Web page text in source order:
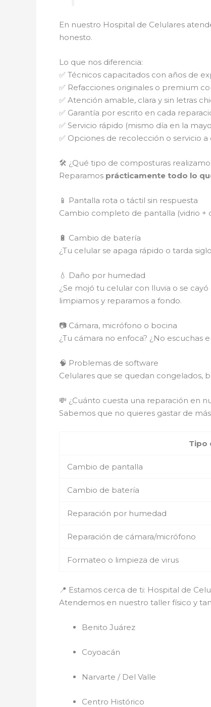
En nuestro Hospital de Celulares
honesto.
Lo que nos diferencia:
✅ Técnicos capacitados con años de
✅ Refacciones originales o premium
✅ Atención amable, clara y sin letras
✅ Garantía por escrito en cada
✅ Servicio rápido (mismo día en la
✅ Opciones de recolección o servicio a
🛠️ ¿Qué tipo de composturas
Reparamos prácticamente todo lo
📱 Pantalla rota o táctil sin respuesta
Cambio completo de pantalla (vidrio +
🔋 Cambio de batería
¿Tu celular se apaga rápido o tarda
💧 Daño por humedad
¿Se mojó tu celular con lluvia o se cayó
limpiamos y reparamos a fondo.
📷 Cámara, micrófono o bocina
¿Tu cámara no enfoca? ¿No escuchas
🧠 Problemas de software
Celulares que se quedan congelados,
💸 ¿Cuánto cuesta una reparación en
Sabemos que no quieres gastar de
Tipo
Cambio de pantalla
Cambio de batería
Reparación por humedad
Reparación de cámara/micrófono
Formateo o limpieza de virus
📍 Estamos cerca de ti: Hospital de
Atendemos en nuestro taller físico y
Benito Juárez
Coyoacán
Narvarte / Del Valle
Centro Histórico